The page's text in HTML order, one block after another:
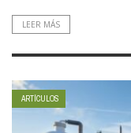
LEER MÁS
ARTÍCULOS